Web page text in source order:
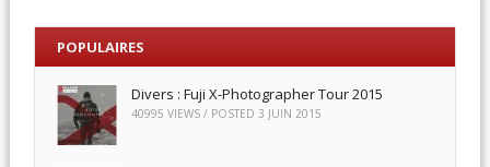
POPULAIRES
Divers : Fuji X-Photographer Tour 2015
40995 VIEWS / POSTED 3 JUIN 2015